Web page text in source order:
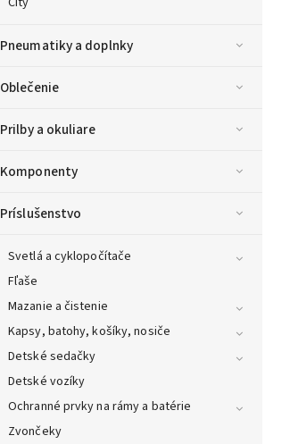
Pneumatiky a doplnky
Oblečenie
Prilby a okuliare
Komponenty
Príslušenstvo
Svetlá a cyklopočítače
Fľaše
Mazanie a čistenie
Kapsy, batohy, košíky, nosiče
Detské sedačky
Detské vozíky
Ochranné prvky na rámy a batérie
Zvončeky